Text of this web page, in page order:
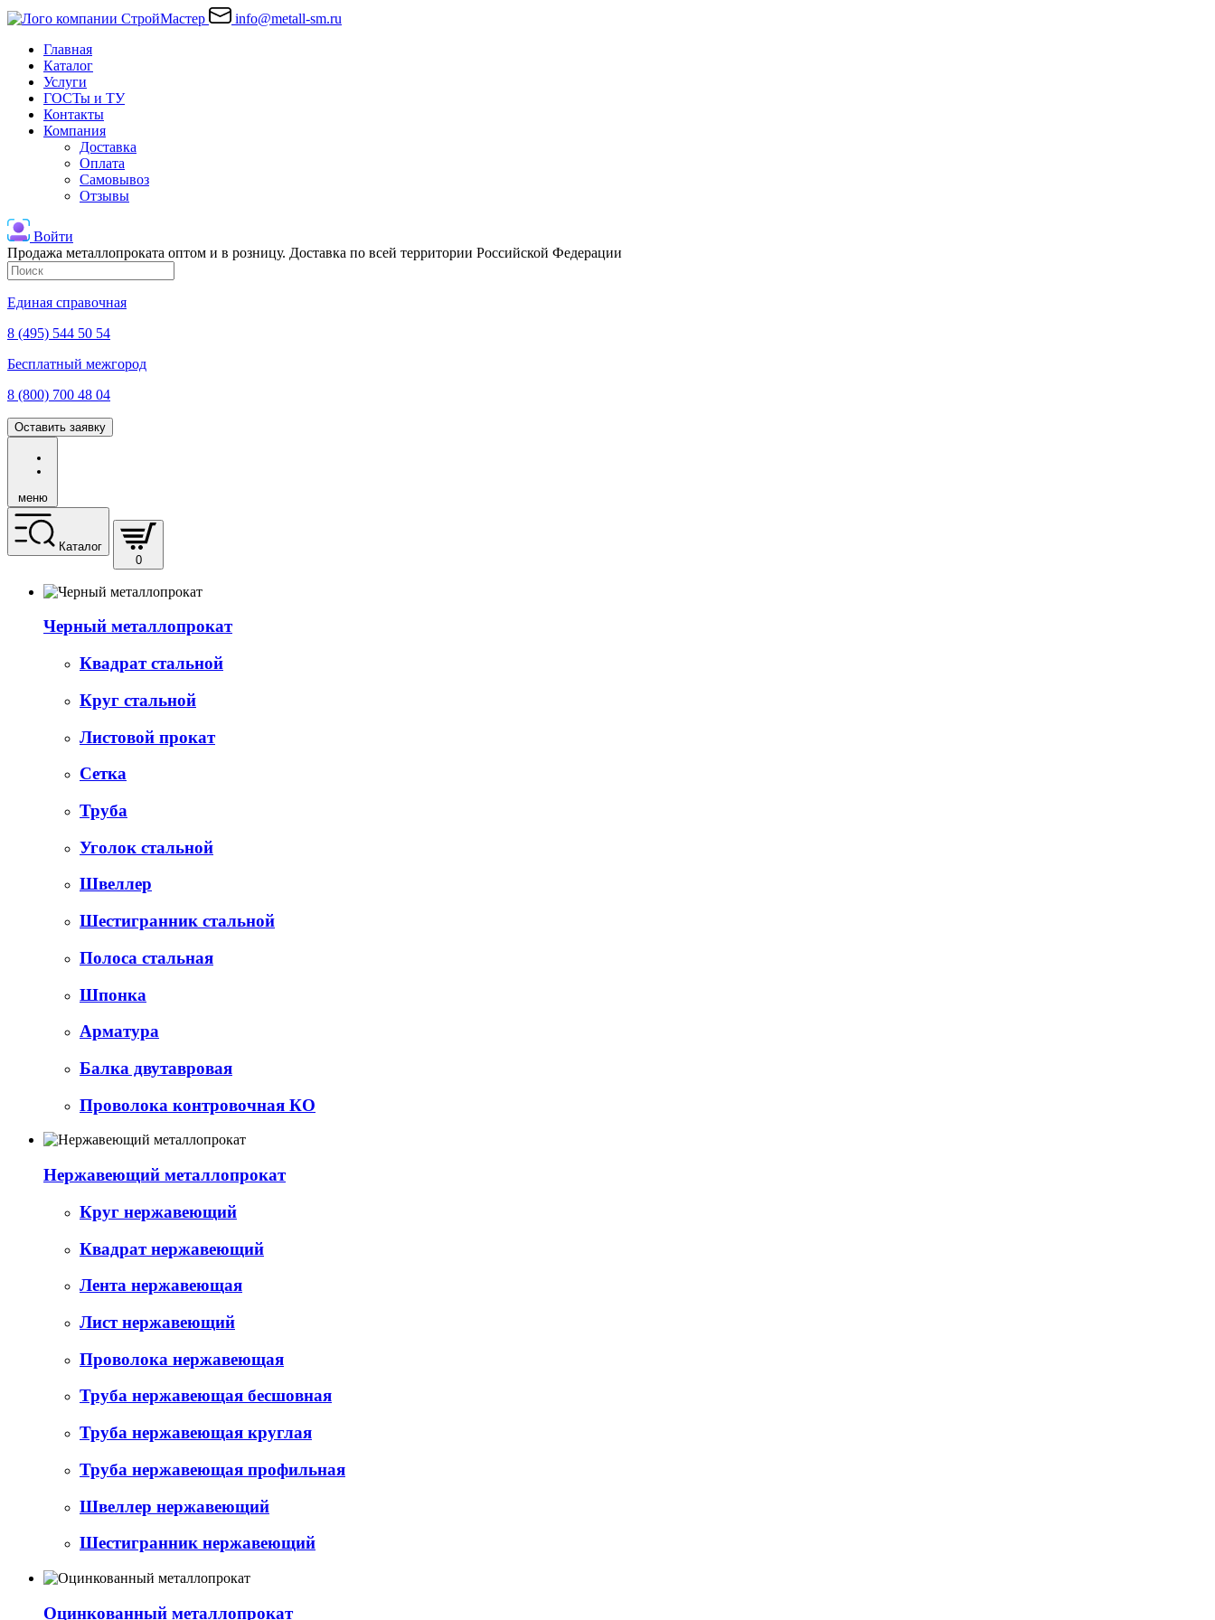
info@metall-sm.ru
Главная
Каталог
Услуги
ГОСТы и ТУ
Контакты
Компания
Доставка
Оплата
Самовывоз
Отзывы
Войти
Продажа металлопроката оптом и в розницу. Доставка по всей территории Российской Федерации
Единая справочная
8 (495) 544 50 54
Бесплатный межгород
8 (800) 700 48 04
Оставить заявку
меню
Каталог
0
Черный металлопрокат
Квадрат стальной
Круг стальной
Листовой прокат
Сетка
Труба
Уголок стальной
Швеллер
Шестигранник стальной
Полоса стальная
Шпонка
Арматура
Балка двутавровая
Проволока контровочная КО
Нержавеющий металлопрокат
Круг нержавеющий
Квадрат нержавеющий
Лента нержавеющая
Лист нержавеющий
Проволока нержавеющая
Труба нержавеющая бесшовная
Труба нержавеющая круглая
Труба нержавеющая профильная
Швеллер нержавеющий
Шестигранник нержавеющий
Оцинкованный металлопрокат